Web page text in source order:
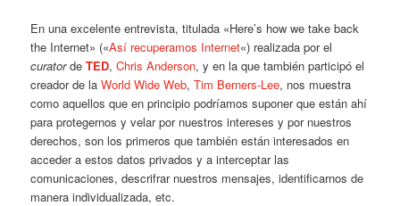
En una excelente entrevista, titulada «Here’s how we take back
the Internet» («Así recuperamos Internet«) realizada por el
curatordeTED,Chris Anderson, y en la que también participó el
creador de laWorld Wide Web,Tim Berners-Lee, nos muestra
como aquellos que en principio podríamos suponer que están ahí
para protegernos y velar por nuestros intereses y por nuestros
derechos, son los primeros que también están interesados en
acceder a estos datos privados y a interceptar las
comunicaciones, descrifrar nuestros mensajes, identificarnos de
manera individualizada, etc.